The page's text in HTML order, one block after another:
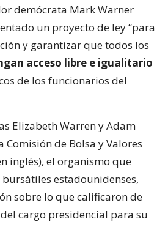
demócrata Mark Warner
un proyecto de ley “para
y garantizar que todos los
acceso libre e igualitario
de los funcionarios del
Elizabeth Warren y Adam
de Bolsa y Valores
inglés), el organismo que
estadounidenses,
sobre lo que calificaron de
cargo presidencial para su